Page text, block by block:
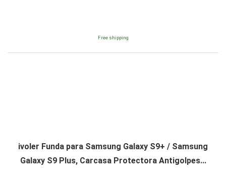
Free shipping
ivoler Funda para Samsung Galaxy S9+ / Samsung
Galaxy S9 Plus, Carcasa Protectora Antigolpes...